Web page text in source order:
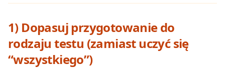
1) Dopasuj przygotowanie do
rodzaju testu (zamiast uczyć się
“wszystkiego”)